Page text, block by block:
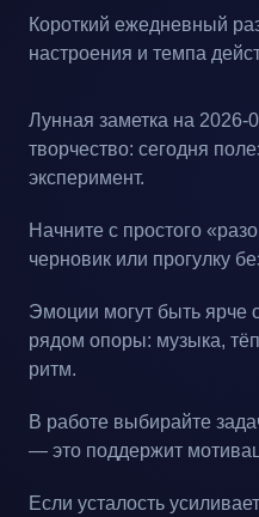
Короткий ежедневный
настроения и темпа
Лунная заметка на 2026-
творчество: сегодня
эксперимент.
Начните с простого
черновик или прогулку
Эмоции могут быть ярче
рядом опоры: музыка,
ритм.
В работе выбирайте
— это поддержит
Если усталость